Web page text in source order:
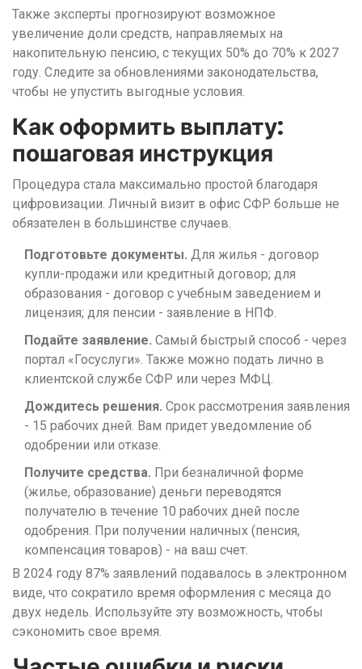
Также эксперты прогнозируют возможное
увеличение доли средств, направляемых на
накопительную пенсию, с текущих 50% до 70% к 2027
году. Следите за обновлениями законодательства,
чтобы не упустить выгодные условия.
Как оформить выплату:
пошаговая инструкция
Процедура стала максимально простой благодаря
цифровизации. Личный визит в офис СФР больше не
обязателен в большинстве случаев.
Подготовьте документы. Для жилья - договор
купли-продажи или кредитный договор; для
образования - договор с учебным заведением и
лицензия; для пенсии - заявление в НПФ.
Подайте заявление. Самый быстрый способ - через
портал «Госуслуги». Также можно подать лично в
клиентской службе СФР или через МФЦ.
Дождитесь решения. Срок рассмотрения заявления
- 15 рабочих дней. Вам придет уведомление об
одобрении или отказе.
Получите средства. При безналичной форме
(жилье, образование) деньги переводятся
получателю в течение 10 рабочих дней после
одобрения. При получении наличных (пенсия,
компенсация товаров) - на ваш счет.
В 2024 году 87% заявлений подавалось в электронном
виде, что сократило время оформления с месяца до
двух недель. Используйте эту возможность, чтобы
сэкономить свое время.